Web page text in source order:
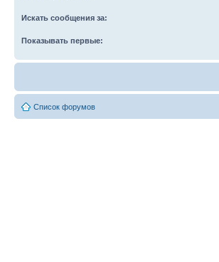
Искать сообщения за:
Показывать первые:
Список форумов